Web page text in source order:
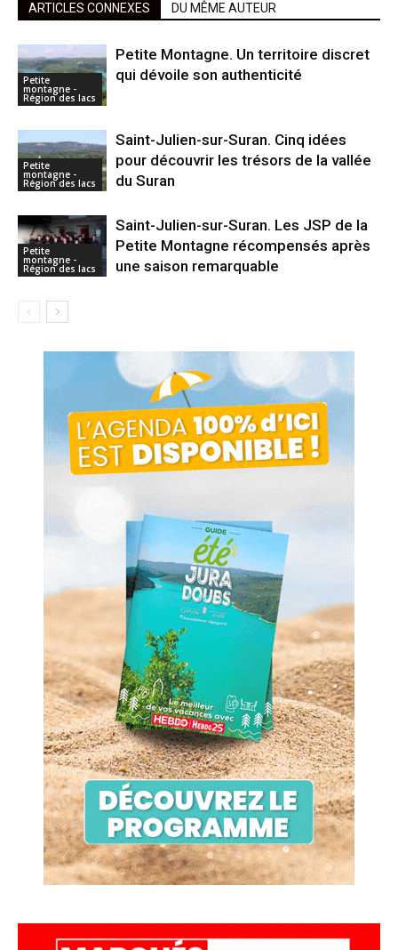
ARTICLES CONNEXES DU MÊME AUTEUR
Petite
montagne -
Région des lacs
Petite Montagne. Un territoire discret
qui dévoile son authenticité
Petite
montagne -
Région des lacs
Saint-Julien-sur-Suran. Cinq idées
pour découvrir les trésors de la vallée
du Suran
Petite
montagne -
Région des lacs
Saint-Julien-sur-Suran. Les JSP de la
Petite Montagne récompensés après
une saison remarquable